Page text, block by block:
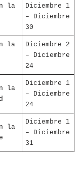
la
Diciembre 1
– Diciembre
30
la
Diciembre 2
– Diciembre
24
la
Diciembre 1
– Diciembre
24
la
Diciembre 1
– Diciembre
31